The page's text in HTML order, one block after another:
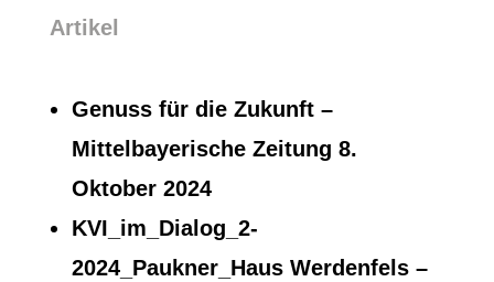
Artikel
Genuss für die Zukunft –
Mittelbayerische Zeitung 8.
Oktober 2024
KVI_im_Dialog_2-
2024_Paukner_Haus Werdenfels–